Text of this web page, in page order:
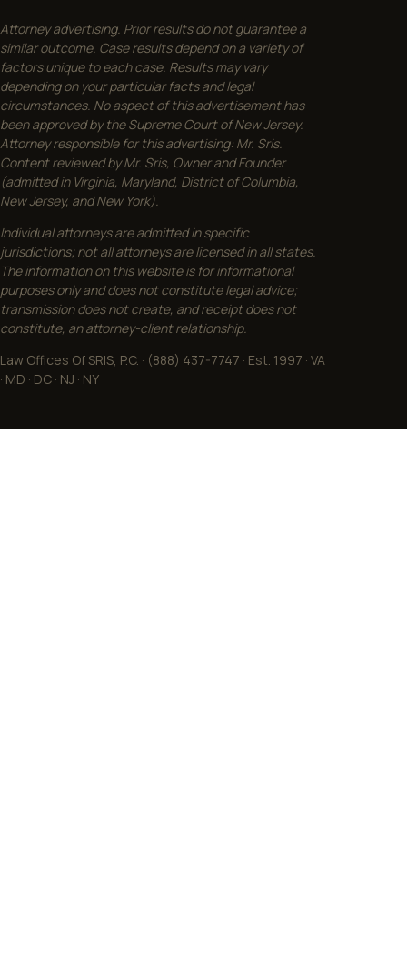
Attorney advertising. Prior results do not guarantee a
similar outcome. Case results depend on a variety of
factors unique to each case. Results may vary
depending on your particular facts and legal
circumstances. No aspect of this advertisement has
been approved by the Supreme Court of New Jersey.
Attorney responsible for this advertising: Mr. Sris.
Content reviewed by Mr. Sris, Owner and Founder
(admitted in Virginia, Maryland, District of Columbia,
New Jersey, and New York).
Individual attorneys are admitted in specific
jurisdictions; not all attorneys are licensed in all states.
The information on this website is for informational
purposes only and does not constitute legal advice;
transmission does not create, and receipt does not
constitute, an attorney-client relationship.
Law Offices Of SRIS, P.C. · (888) 437-7747 · Est. 1997 · VA
· MD · DC · NJ · NY